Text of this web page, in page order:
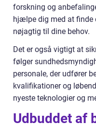
forskning og
hjælpe dig med at finde
nøjagtig til dine behov.
Det er også vigtigt at
følger
personale, der udfører
kvalifikationer og
nyeste teknologier og
Udbuddet af